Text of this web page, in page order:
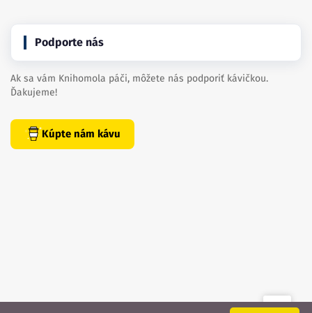
Podporte nás
Ak sa vám Knihomola páči, môžete nás podporiť kávičkou.
Ďakujeme!
Kúpte nám kávu